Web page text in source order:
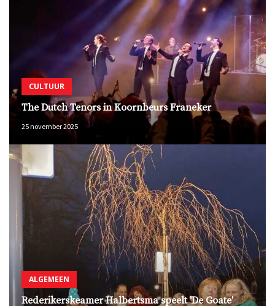
CULTUUR
The Dutch Tenors in Koornbeurs Franeker
25 november 2025
ALGEMEEN
Rederikerskeamer Halbertsma speelt 'De Goate'